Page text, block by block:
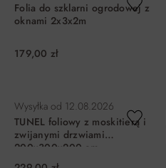
Folia do szklarni ogrodowej z
oknami 2x3x2m
179,00 zł
Wysyłka od 12.08.2026
TUNEL foliowy z moskitierą i
zwijanymi drzwiami
200x300x200 cm